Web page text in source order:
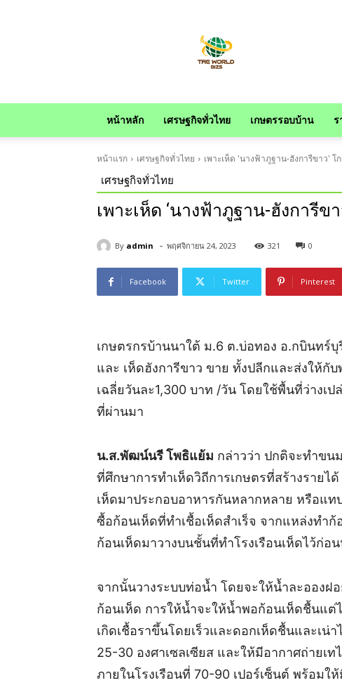
หน้าหลัก เศรษฐกิจทั่วไทย เกษตรรอบบ้าน ร
หน้าแรก เศรษฐกิจทั่วไทย เพาะเห็ด 'นางฟ้าภูฐาน-ฮังการีขาว' โ
เศรษฐกิจทั่วไทย
เพาะเห็ด ‘นางฟ้าภูฐาน-ฮังการีข
By admin - พฤศจิกายน 24, 2023 321 0
Facebook Twitter Pinterest
เกษตรกรบ้านนาใต้ ม.6 ต.บ่อทอง อ.กบินทร์
และ เห็ดฮังการีขาว ขาย ทั้งปลีกและส่งให้กั
เฉลี่ยวันละ1,300 บาท /วัน โดยใช้พื้นที่ว่างเ
ที่ผ่านมา
น.ส.พัฒน์นรี โพธิแย้ม กล่าวว่า ปกติจะทำขน
ที่ศึกษาการทำเห็ดวิถีการเกษตรที่สร้างราย
เห็ดมาประกอบอาหารกันหลากหลาย หรือแท
ซื้อก้อนเห็ดที่ทำเชื้อเห็ดสำเร็จ จากแหล่งทำ
ก้อนเห็ดมาวางบนชั้นที่ทำโรงเรือนเห็ดไว้ก่อ
จากนั้นวางระบบท่อน้ำ โดยจะให้น้ำละอองฝ
ก้อนเห็ด การให้น้ำจะให้น้ำพอก้อนเห็ดชื้นแ
เกิดเชื้อราขึ้นโดยเร็วและดอกเห็ดชื้นและเ
25-30 องศาเซลเซียส และให้มีอากาศถ่าย
ภายในโรงเรือนที่ 70-90 เปอร์เซ็นต์ พร้อม